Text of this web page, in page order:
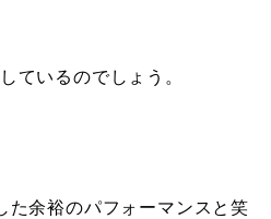
ているのでしょう。
た余裕のパフォーマンスと笑